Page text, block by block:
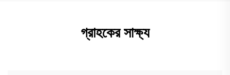
গ্রাহকের সাক্ষ্য